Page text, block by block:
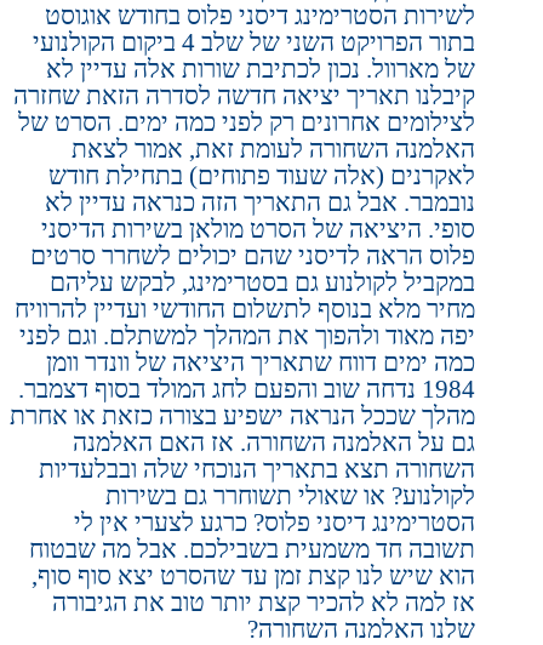
לשירות הסטרימינג דיסני פלוס בחודש אוגוסט
בתור הפרויקט השני של שלב 4 ביקום הקולנועי
של מארוול. נכון לכתיבת שורות אלה עדיין לא
קיבלנו תאריך יציאה חדשה לסדרה הזאת שחזרה
לצילומים אחרונים רק לפני כמה ימים. הסרט של
האלמנה השחורה לעומת זאת, אמור לצאת
לאקרנים (אלה שעוד פתוחים) בתחילת חודש
נובמבר. אבל גם התאריך הזה כנראה עדיין לא
סופי. היציאה של הסרט מולאן בשירות הדיסני
פלוס הראה לדיסני שהם יכולים לשחרר סרטים
במקביל לקולנוע גם בסטרימינג, לבקש עליהם
מחיר מלא בנוסף לתשלום החודשי ועדיין להרוויח
יפה מאוד ולהפוך את המהלך למשתלם. וגם לפני
כמה ימים דווח שתאריך היציאה של וונדר וומן
1984 נדחה שוב והפעם לחג המולד בסוף דצמבר.
מהלך שככל הנראה ישפיע בצורה כזאת או אחרת
גם על האלמנה השחורה. אז האם האלמנה
השחורה תצא בתאריך הנוכחי שלה ובבלעדיות
לקולנוע? או שאולי תשוחרר גם בשירות
הסטרימינג דיסני פלוס? כרגע לצערי אין לי
תשובה חד משמעית בשבילכם. אבל מה שבטוח
הוא שיש לנו קצת זמן עד שהסרט יצא סוף סוף,
אז למה לא להכיר קצת יותר טוב את הגיבורה
שלנו האלמנה השחורה?